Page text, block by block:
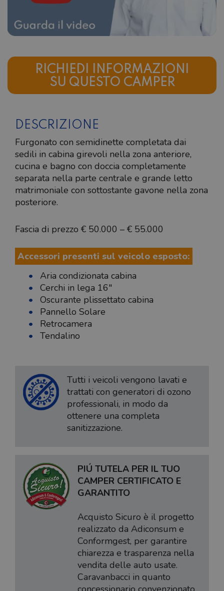
RICHIEDI INFORMAZIONI
SU QUESTO CAMPER
DESCRIZIONE
Furgonato con semidinette completata dai
sedili in cabina girevoli nella zona anteriore,
cucina e bagno con doccia completamente
separata nella parte centrale e grande letto
matrimoniale con sottostante gavone nella zona
posteriore.
Fascia di prezzo € 50.000 – € 55.000
Accessori presenti sul veicolo esposto:
Aria condizionata cabina
Cerchi in lega 16"
Oscurante plissettato cabina
Pannello Solare
Retrocamera
Tendalino
Tutti i veicoli vengono lavati e
trattati con generatori di ozono
professionali, in modo da
ottenere una completa
sanitizzazione.
PIÚ TUTELA PER IL TUO
CAMPER CERTIFICATO E
GARANTITO
Acquisto Sicuro è il progetto
realizzato da Adiconsum e
Conformgest, per garantire
chiarezza e trasparenza nella
vendita delle auto usate.
Caravanbacci in quanto